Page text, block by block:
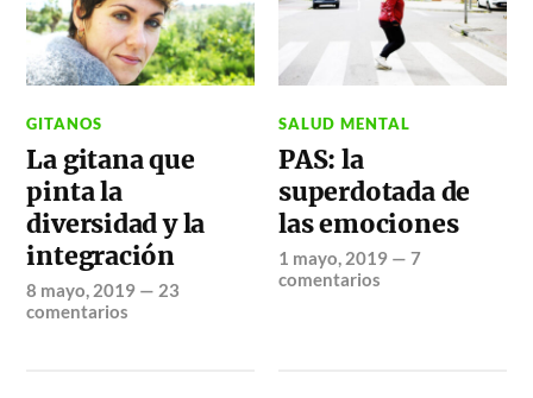
GITANOS
La gitana que
pinta la
diversidad y la
integración
8 mayo, 2019 — 23
comentarios
SALUD MENTAL
PAS: la
superdotada de
las emociones
1 mayo, 2019 —7
comentarios